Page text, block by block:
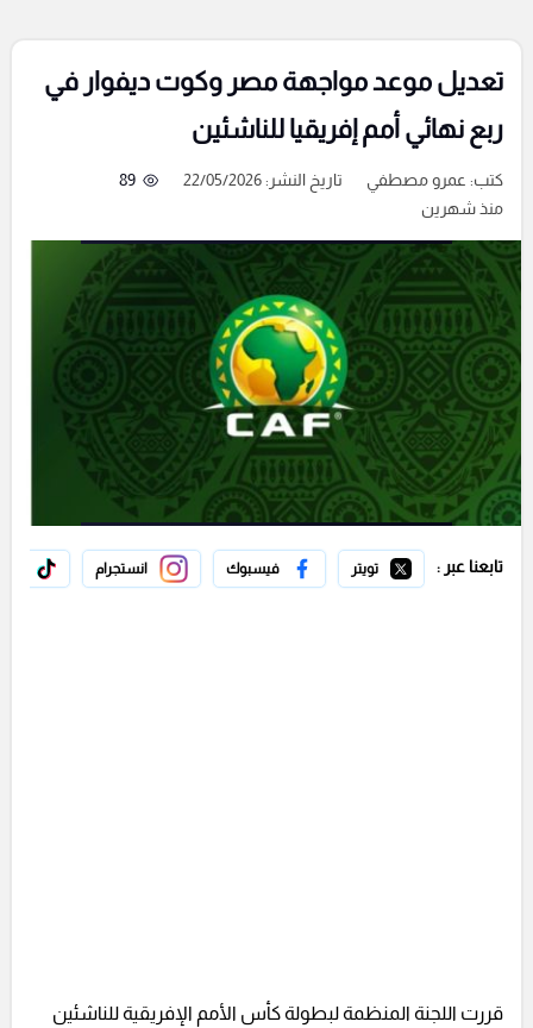
تعديل موعد مواجهة مصر وكوت ديفوار في
ربع نهائي أمم إفريقيا للناشئين
كتب: عمرو مصطفي تاريخ النشر: 22/05/2026
89
منذ شهرين
تابعنا عبر : تويتر فيسبوك انستجرام
قررت اللجنة المنظمة لبطولة كأس الأمم الإفريقية للناشئين